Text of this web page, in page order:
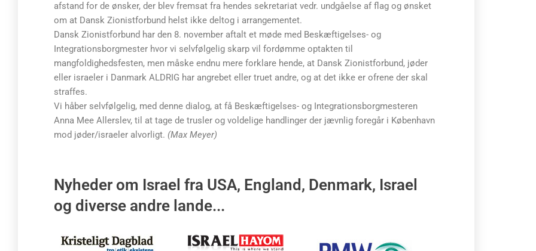
afstand for de ønsker, der blev fremsat fra hendes sekretariat vedr. undgåelse af flag og ønsket
om at Dansk Zionistforbund helst ikke deltog i arrangementet.
Dansk Zionistforbund har den 8. november aftalt et møde med Beskæftigelses- og
Integrationsborgmester hvor vi selvfølgelig skarp vil fordømme optakten til
mangfoldighedsfesten, men måske endnu mere forklare hende, at Dansk Zionistforbund, jøder
eller israeler i Danmark ALDRIG har angrebet eller truet andre, og at det ikke er ofrene der skal
straffes.
Vi håber selvfølgelig, med denne dialog, at få Beskæftigelses- og Integrationsborgmesteren
Anna Mee Allerslev, til at tage de trusler og voldelige handlinger der jævnlig foregår i København
mod jøder/israeler alvorligt. (Max Meyer)
Nyheder om Israel fra USA, England, Denmark, Israel
og diverse andre lande...